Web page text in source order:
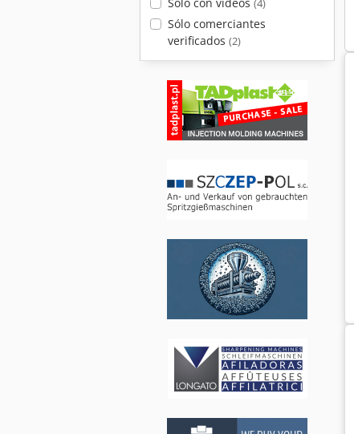
(4)
Sólo comerciantes
verificados (2)
Rapid Mondo Rapid Dgl